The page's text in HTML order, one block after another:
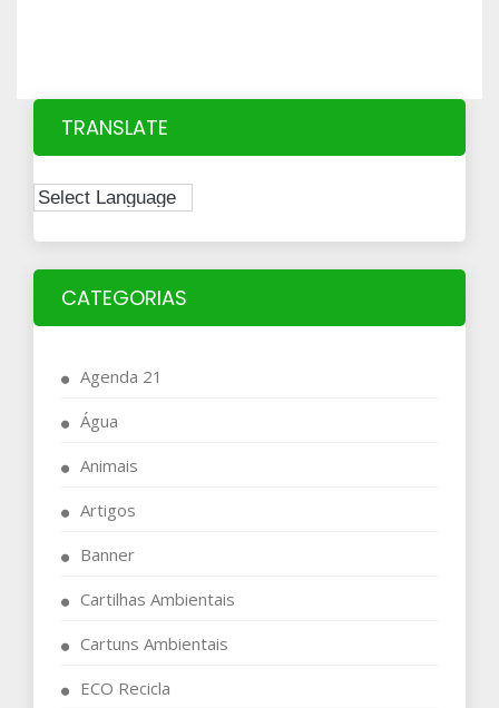
TRANSLATE
CATEGORIAS
Agenda 21
Água
Animais
Artigos
Banner
Cartilhas Ambientais
Cartuns Ambientais
ECO Recicla